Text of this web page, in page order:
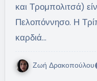
και Τρομπολιτσά)
Πελοπόννησο. Η
καρδιά…
Ζωή Δρακοπούλου